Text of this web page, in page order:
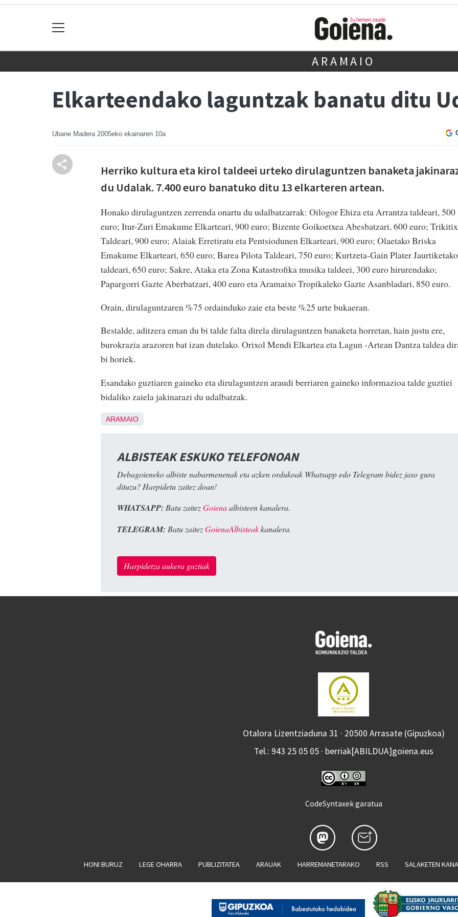
ARAMAIO
Elkarteendako laguntzak banatu ditu
Ubane Madera 2005eko ekainaren 10a
Herriko kultura eta kirol taldeei urteko dirulaguntzen banaketa
du Udalak. 7.400 euro banatuko ditu 13 elkarteren artean.
Honako dirulaguntzen zerrenda onartu du udalbatzarrak: Oilogor Ehiza eta Arrantza taldeari, 500
euro; Itur-Zuri Emakume Elkarteari, 900 euro; Bizente Goikoetxea Abesbatzari, 600 euro;
Taldeari, 900 euro; Alaiak Erretiratu eta Pentsiodunen Elkarteari, 900 euro; Olaetako Briska
Emakume Elkarteari, 650 euro; Barea Pilota Taldeari, 750 euro; Kurtzeta-Gain Plater Jaurtiketako
taldeari, 650 euro; Sakre, Ataka eta Zona Katastrofika musika taldeei, 300 euro hirurendako;
Papargorri Gazte Aberbatzari, 400 euro eta Aramaixo Tropikaleko Gazte Asanbladari, 850 euro.
Orain, dirulaguntzaren %75 ordainduko zaie eta beste %25 urte bukaeran.
Bestalde, aditzera eman du bi talde falta direla dirulaguntzen banaketa horretan, hain justu ere,
burokrazia arazoren bat izan dutelako. Orixol Mendi Elkartea eta Lagun -Artean Dantza taldea
bi horiek.
Esandako guztiaren gaineko eta dirulaguntzen araudi berriaren gaineko informazioa talde guztiei
bidaliko zaiela jakinarazi du udalbatzak.
ARAMAIO
ALBISTEAK ESKUKO TELEFONOAN
Debagoieneko albiste nabarmenenak eta azken ordukoak Whatsapp edo Telegram bidez jaso gura
dituzu? Harpidetu zaitez doan!
WHATSAPP: Batu zaitezGoienaalbisteen kanalera.
TELEGRAM: Batu zaitezGoienaAlbisteakkanalera.
Harpidetza aukera guztiak
Otalora Lizentziaduna 31 · 20500 Arrasate (Gipuzkoa)
Tel.: 943 25 05 05 · berriak[ABILDUA]goiena.eus
CodeSyntaxek garatua
HONI BURUZ LEGE OHARRA PUBLIZITATEA ARAUAK HARREMANETARAKO RSS SALAKETEN